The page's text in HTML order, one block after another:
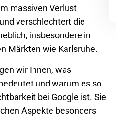
massiven Verlust
verschlechtert die
insbesondere in
Märkten wie Karlsruhe.
wir Ihnen, was
und warum es so
bei Google ist. Sie
Aspekte besonders